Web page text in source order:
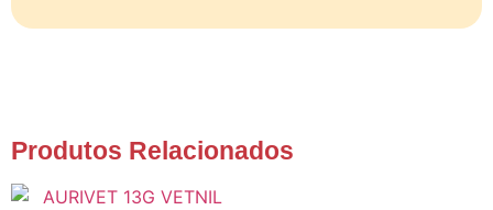
Produtos Relacionados